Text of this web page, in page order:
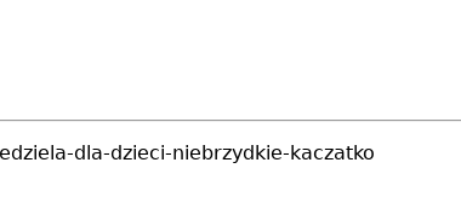
dla-dzieci-niebrzydkie-kaczatko